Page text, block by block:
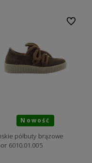
Nowość
półbuty brązowe
6010.01.005
Do